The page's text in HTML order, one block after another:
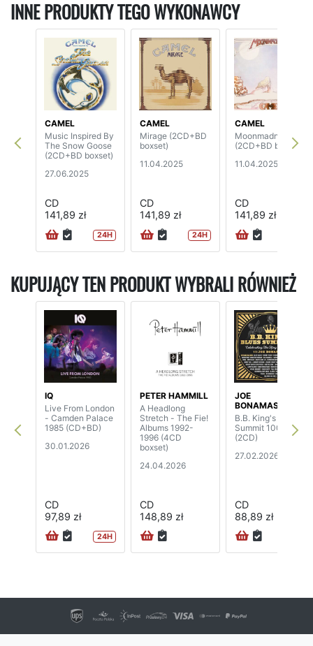
INNE PRODUKTY TEGO WYKONAWCY
CAMEL
Music Inspired By
The Snow Goose
(2CD+BD boxset)
27.06.2025
CD
141,89 zł
24H
CAMEL
Mirage (2CD+BD
boxset)
11.04.2025
CD
141,89 zł
24H
CAMEL
Moonmadness
(2CD+BD boxset)
11.04.2025
CD
141,89 zł
KUPUJĄCY TEN PRODUKT WYBRALI RÓWNIEŻ
IQ
Live From London
- Camden Palace
1985 (CD+BD)
30.01.2026
CD
97,89 zł
24H
PETER HAMMILL
A Headlong
Stretch - The Fie!
Albums 1992-
1996 (4CD
boxset)
24.04.2026
CD
148,89 zł
JOE
BONAMASSA
B.B. King's Blues
Summit 100
(2CD)
27.02.2026
CD
88,89 zł